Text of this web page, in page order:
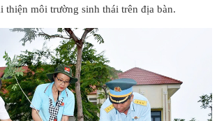
thiện môi trường sinh thái trên địa bàn.